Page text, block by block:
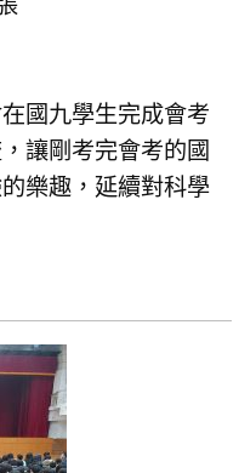
國九學生完成會考
讓剛考完會考的國
樂趣，延續對科學